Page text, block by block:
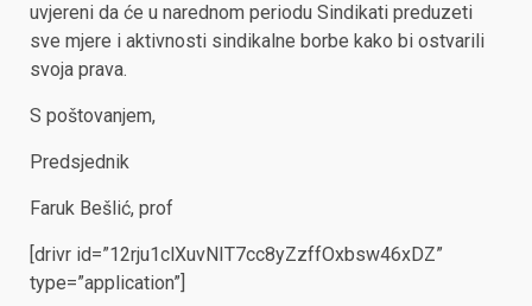
uvjereni da će u narednom periodu Sindikati preduzeti
sve mjere i aktivnosti sindikalne borbe kako bi ostvarili
svoja prava.
S poštovanjem,
Predsjednik
Faruk Bešlić, prof
[drivr id=”12rju1clXuvNIT7cc8yZzffOxbsw46xDZ”
type=”application”]